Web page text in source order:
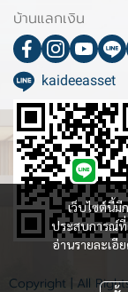
เว็บไซต์นี้มี
ประสบการณ์ที่
อ่านรายละเอี
บ้านแลกเงิน
kaideeasset
Copyright | All